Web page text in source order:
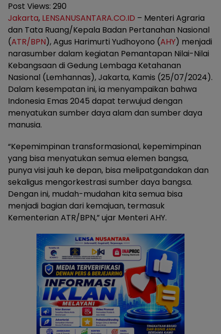
Post Views: 290
Jakarta, LENSANUSANTARA.CO.ID – Menteri Agraria
dan Tata Ruang/Kepala Badan Pertanahan Nasional
(ATR/BPN), Agus Harimurti Yudhoyono (AHY) menjadi
narasumber dalam kegiatan Pemantapan Nilai-Nilai
Kebangsaan di Gedung Lembaga Ketahanan
Nasional (Lemhannas), Jakarta, Kamis (25/07/2024).
Dalam kesempatan ini, ia menyampaikan bahwa
Indonesia Emas 2045 dapat terwujud dengan
menyatukan sumber daya alam dan sumber daya
manusia.
“Kepemimpinan transformasional, kepemimpinan
yang bisa menyatukan semua elemen bangsa,
punya visi jauh ke depan, bisa melipatgandakan dan
sekaligus mengorkestrasi sumber daya bangsa.
Dengan ini, mudah-mudahan kita semua bisa
menjadi bagian dari kemajuan, termasuk
Kementerian ATR/BPN,” ujar Menteri AHY.